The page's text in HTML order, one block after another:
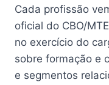
Cada profissão
oficial do CBO/
no exercício do
sobre formação e
e segmentos